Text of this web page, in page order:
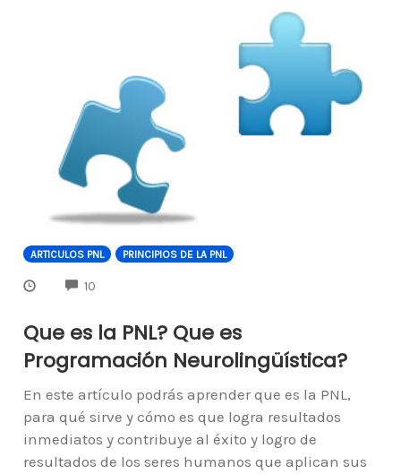
ARTICULOS PNL PRINCIPIOS DE LA PNL
10
Que es la PNL? Que es
Programación Neurolingüística?
En este artículo podrás aprender que es la PNL,
para qué sirve y cómo es que logra resultados
inmediatos y contribuye al éxito y logro de
resultados de los seres humanos que aplican sus